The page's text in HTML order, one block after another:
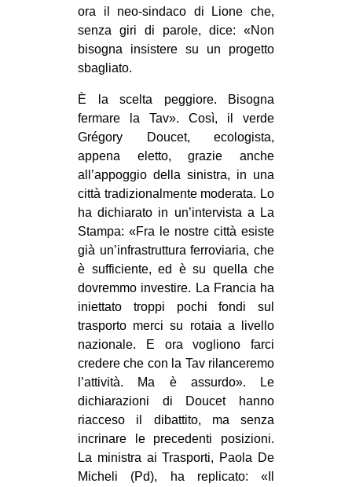
AMBIENTE
ANTIFASCISMO
DIRITTO ALL’ABITARE
MIGRAZIONI
PRECARIATO
REPRESSIONE
STUDENTI
CULTURE
ARTE
CINEMA
MANIFESTI
RECENSIONI
INTERNAZIONALE
AFRICA
AMERICHE
ESTREMO ORIENTE
ora il neo-sindaco di Lione che,
senza giri di parole, dice: «Non
bisogna insistere su un progetto
sbagliato.
È la scelta peggiore. Bisogna
fermare la Tav». Così, il verde
Grégory Doucet, ecologista,
appena eletto, grazie anche
all’appoggio della sinistra, in una
città tradizionalmente moderata. Lo
ha dichiarato in un’intervista a La
Stampa: «Fra le nostre città esiste
già un’infrastruttura ferroviaria, che
è sufficiente, ed è su quella che
dovremmo investire. La Francia ha
iniettato troppi pochi fondi sul
trasporto merci su rotaia a livello
nazionale. E ora vogliono farci
credere che con la Tav rilanceremo
l’attività. Ma è assurdo». Le
dichiarazioni di Doucet hanno
riacceso il dibattito, ma senza
incrinare le precedenti posizioni.
La ministra ai Trasporti, Paola De
Micheli (Pd), ha replicato: «Il